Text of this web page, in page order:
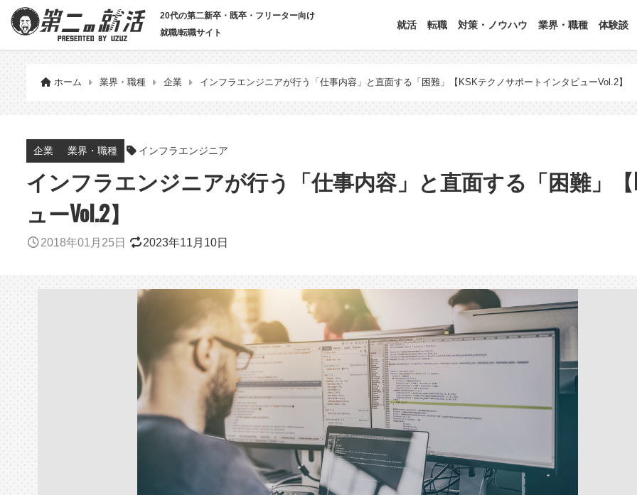
20代の第二新卒・既卒・フリーター向け
就職/転職サイト
就活 転職 対策・ノウハウ 業界・職種 体験談
ホーム 業界・職種 企業 インフラエンジニアが行う「仕事内容」と直面する「困難」【KSKテクノサポートインタビューVol.2】
企業 業界・職種 インフラエンジニア
インフラエンジニアが行う「仕事内容」と直面する「困難」
ューVol.2】
2018年01月25日 2023年11月10日